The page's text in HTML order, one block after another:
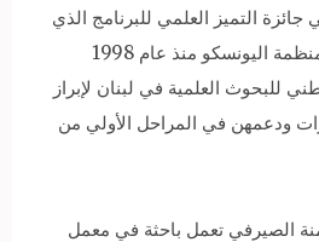
التميز العلمي للبرنامج الذي
بدأته مؤسسة لوريال مع منظمة اليونسكو منذ عام 1998
للبحوث العلمية في لبنان لإبراز
ودعمهن في المراحل الأولي من
منة الصيرفي تعمل باحثة في معمل